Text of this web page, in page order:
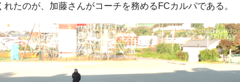
たのが、加藤さんがコーチを務めるFCカルパである。